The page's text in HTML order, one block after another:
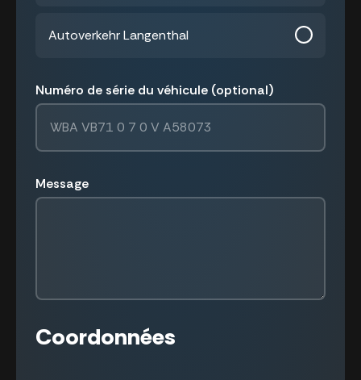
Autoverkehr Langenthal
Numéro de série du véhicule (optional)
Message
Coordonnées